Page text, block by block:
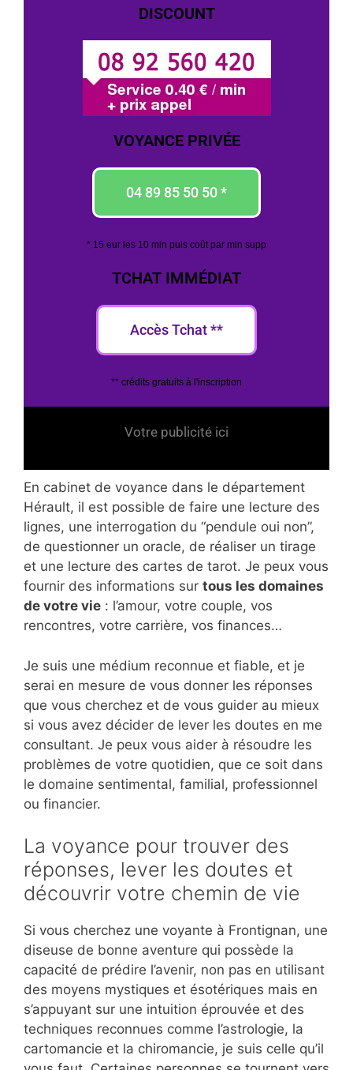
DISCOUNT
VOYANCE PRIVÉE
04 89 85 50 50 *
* 15 eur les 10 min puis coût par min supp
TCHAT IMMÉDIAT
Accès Tchat **
** crédits gratuits à l'inscription
Votre publicité ici
En cabinet de voyance dans le département
Hérault, il est possible de faire une lecture des
lignes, une interrogation du “pendule oui non”,
de questionner un oracle, de réaliser un tirage
et une lecture des cartes de tarot. Je peux vous
fournir des informations sur tous les domaines
de votre vie : l’amour, votre couple, vos
rencontres, votre carrière, vos finances…
Je suis une médium reconnue et fiable, et je
serai en mesure de vous donner les réponses
que vous cherchez et de vous guider au mieux
si vous avez décider de lever les doutes en me
consultant. Je peux vous aider à résoudre les
problèmes de votre quotidien, que ce soit dans
le domaine sentimental, familial, professionnel
ou financier.
La voyance pour trouver des
réponses, lever les doutes et
découvrir votre chemin de vie
Si vous cherchez une voyante à Frontignan, une
diseuse de bonne aventure qui possède la
capacité de prédire l’avenir, non pas en utilisant
des moyens mystiques et ésotériques mais en
s’appuyant sur une intuition éprouvée et des
techniques reconnues comme l’astrologie, la
cartomancie et la chiromancie, je suis celle qu’il